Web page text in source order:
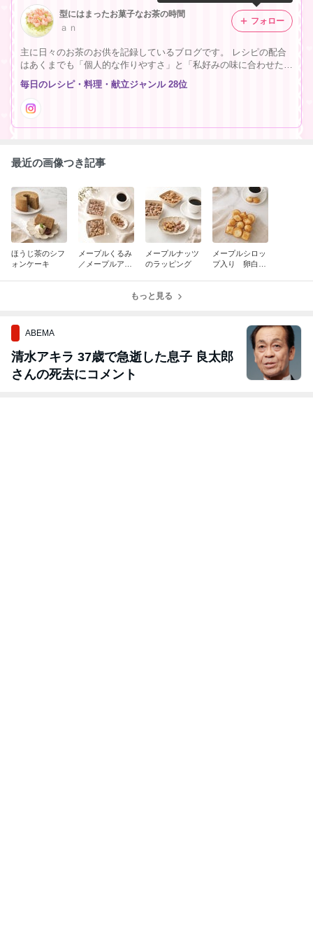
型にはまったお菓子なお茶の時間
ａｎ
主に日々のお茶のお供を記録しているブログです。 レシピの配合
はあくまでも「個人的な作りやすさ」と「私好みの味に合わせたも
の」になっていますので、レシピそのものよりも、作業する際の理
由やポイント自体がお役に立てましたら嬉しく思います！
フォロー
毎日のレシピ・料理・献立ジャンル 28位
最近の画像つき記事
ほうじ茶のシフ
ォンケーキ
メープルくるみ
／メープルアー
メープルナッツ
のラッピング
メープルシロッ
プ入り 卵白と
もっと見る
ABEMA
清水アキラ 37歳で急逝した息子 良太郎
さんの死去にコメント